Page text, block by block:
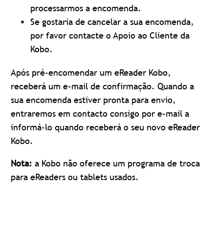
processarmos a encomenda.
Se gostaria de cancelar a sua encomenda,
por favor contacte o Apoio ao Cliente da
Kobo.
Após pré-encomendar um eReader Kobo,
receberá um e-mail de confirmação. Quando a
sua encomenda estiver pronta para envio,
entraremos em contacto consigo por e-mail a
informá-lo quando receberá o seu novo eReader
Kobo.
Nota: a Kobo não oferece um programa de troca
para eReaders ou tablets usados.